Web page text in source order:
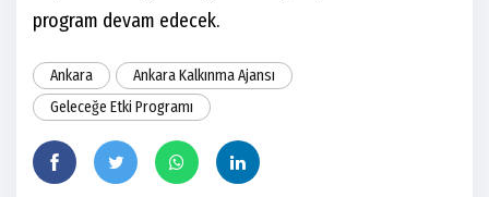
program devam edecek.
Ankara
Ankara Kalkınma Ajansı
Geleceğe Etki Programı